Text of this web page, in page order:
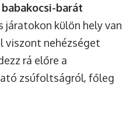
babakocsi-barát
járatokon külön hely van
viszont nehézséget
rá előre a
zsúfoltságról, főleg